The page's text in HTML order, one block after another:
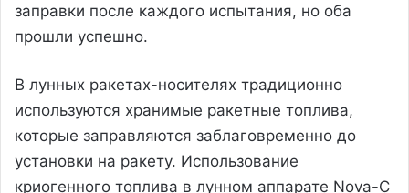
заправки после каждого испытания, но оба
прошли успешно.
В лунных ракетах-носителях традиционно
используются хранимые ракетные топлива,
которые заправляются заблаговременно до
установки на ракету. Использование
криогенного топлива в лунном аппарате Nova-C